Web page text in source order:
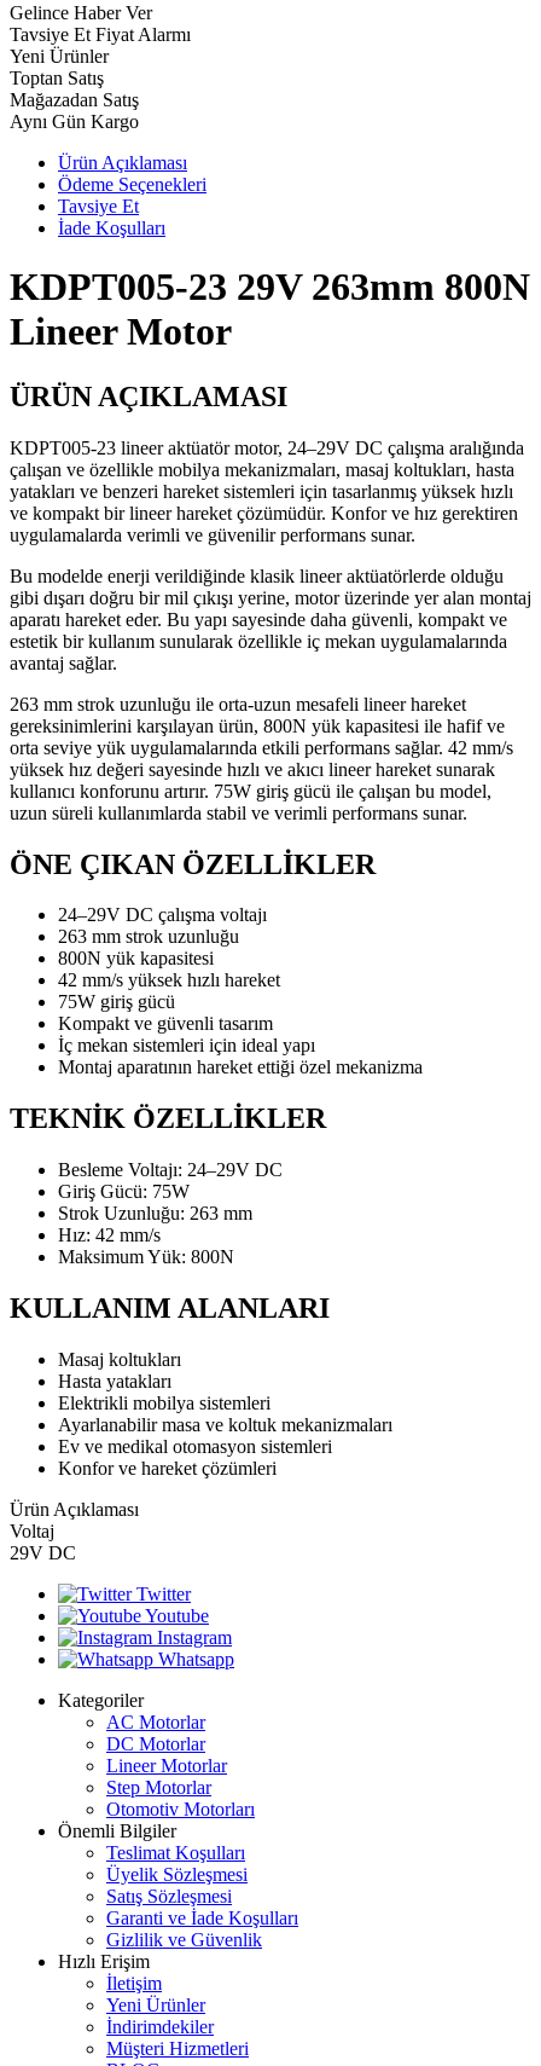
Gelince Haber Ver
Tavsiye Et Fiyat Alarmı
Yeni Ürünler
Toptan Satış
Mağazadan Satış
Aynı Gün Kargo
Ürün Açıklaması
Ödeme Seçenekleri
Tavsiye Et
İade Koşulları
KDPT005-23 29V 263mm 800N
Lineer Motor
ÜRÜN AÇIKLAMASI
KDPT005-23 lineer aktüatör motor, 24–29V DC çalışma aralığında
çalışan ve özellikle mobilya mekanizmaları, masaj koltukları, hasta
yatakları ve benzeri hareket sistemleri için tasarlanmış yüksek hızlı
ve kompakt bir lineer hareket çözümüdür. Konfor ve hız gerektiren
uygulamalarda verimli ve güvenilir performans sunar.
Bu modelde enerji verildiğinde klasik lineer aktüatörlerde olduğu
gibi dışarı doğru bir mil çıkışı yerine, motor üzerinde yer alan montaj
aparatı hareket eder. Bu yapı sayesinde daha güvenli, kompakt ve
estetik bir kullanım sunularak özellikle iç mekan uygulamalarında
avantaj sağlar.
263 mm strok uzunluğu ile orta-uzun mesafeli lineer hareket
gereksinimlerini karşılayan ürün, 800N yük kapasitesi ile hafif ve
orta seviye yük uygulamalarında etkili performans sağlar. 42 mm/s
yüksek hız değeri sayesinde hızlı ve akıcı lineer hareket sunarak
kullanıcı konforunu artırır. 75W giriş gücü ile çalışan bu model,
uzun süreli kullanımlarda stabil ve verimli performans sunar.
ÖNE ÇIKAN ÖZELLİKLER
24–29V DC çalışma voltajı
263 mm strok uzunluğu
800N yük kapasitesi
42 mm/s yüksek hızlı hareket
75W giriş gücü
Kompakt ve güvenli tasarım
İç mekan sistemleri için ideal yapı
Montaj aparatının hareket ettiği özel mekanizma
TEKNİK ÖZELLİKLER
Besleme Voltajı: 24–29V DC
Giriş Gücü: 75W
Strok Uzunluğu: 263 mm
Hız: 42 mm/s
Maksimum Yük: 800N
KULLANIM ALANLARI
Masaj koltukları
Hasta yatakları
Elektrikli mobilya sistemleri
Ayarlanabilir masa ve koltuk mekanizmaları
Ev ve medikal otomasyon sistemleri
Konfor ve hareket çözümleri
Ürün Açıklaması
Voltaj
29V DC
Twitter
Youtube
Instagram
Whatsapp
Kategoriler
AC Motorlar
DC Motorlar
Lineer Motorlar
Step Motorlar
Otomotiv Motorları
Önemli Bilgiler
Teslimat Koşulları
Üyelik Sözleşmesi
Satış Sözleşmesi
Garanti ve İade Koşulları
Gizlilik ve Güvenlik
Hızlı Erişim
İletişim
Yeni Ürünler
İndirimdekiler
Müşteri Hizmetleri